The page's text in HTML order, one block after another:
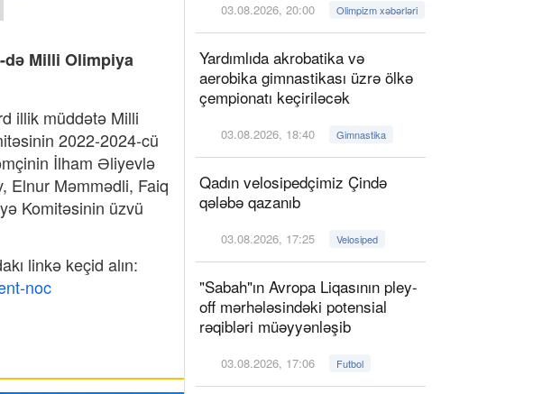
də Milli Olimpiya
illik müddətə Milli
2022-2024-cü
İlham Əliyevlə
Elnur Məmmədli, Faiq
Komitəsinin üzvü
linkə keçid alın:
noc
03.08.2026, 20:00 Olimpizm xəbərləri
Yardımlıda akrobatika və
aerobika gimnastikası üzrə ölkə
çempionatı keçiriləcək
03.08.2026, 18:40 Gimnastika
Qadın velosipedçimiz Çində
qələbə qazanıb
03.08.2026, 17:25 Velosiped
"Sabah"ın Avropa Liqasının pley-
off mərhələsindəki potensial
rəqibləri müəyyənləşib
03.08.2026, 17:06 Futbol